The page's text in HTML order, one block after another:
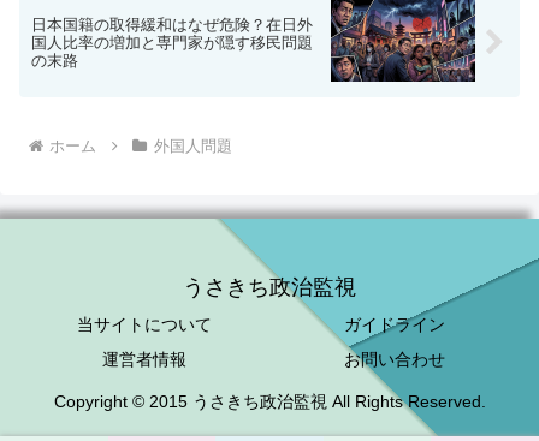
日本国籍の取得緩和はなぜ危険？在日外
国人比率の増加と専門家が隠す移民問題
の末路
ホーム 外国人問題
うさきち政治監視
当サイトについて
ガイドライン
運営者情報
お問い合わせ
Copyright © 2015 うさきち政治監視 All Rights Reserved.